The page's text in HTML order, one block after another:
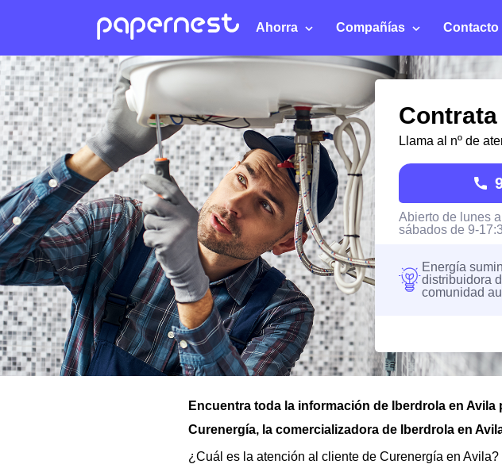
Ahorra Compañías Contacto
Llama al nº de
Abierto de lunes
sábados de 9-
Energía
distribuidora
comunidad
Encuentra toda la información de Iberdrola en Avila
Curenergía, la comercializadora de Iberdrola en
¿Cuál es la atención al cliente de Curenergía en Avila?